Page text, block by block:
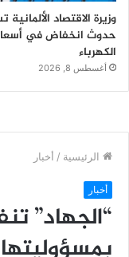
وزيرة الاقتصاد
حدوث انخفاض في
الكهرباء
أغسطس 8, 2026